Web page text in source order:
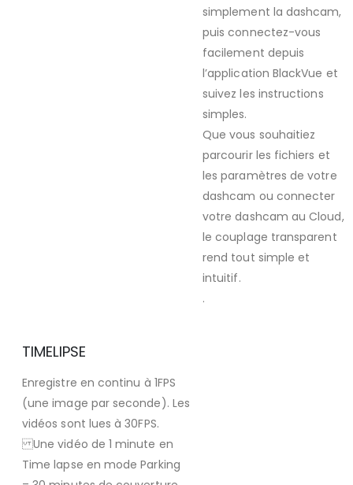
simplement la dashcam,
puis connectez-vous
facilement depuis
l’application BlackVue et
suivez les instructions
simples.
Que vous souhaitiez
parcourir les fichiers et
les paramètres de votre
dashcam ou connecter
votre dashcam au Cloud,
le couplage transparent
rend tout simple et
intuitif.
.
TIMELIPSE
Enregistre en continu à 1FPS
(une image par seconde). Les
vidéos sont lues à 30FPS.
Une vidéo de 1 minute en
Time lapse en mode Parking